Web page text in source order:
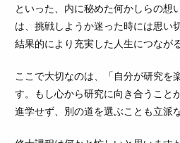
といった、内に秘めた何かしらの想
は、挑戦しようか迷った時には思い
結果的により充実した人生につなが
ここで大切なのは、「自分が研究を
す。もし心から研究に向き合うこと
進学せず、別の道を選ぶことも立派